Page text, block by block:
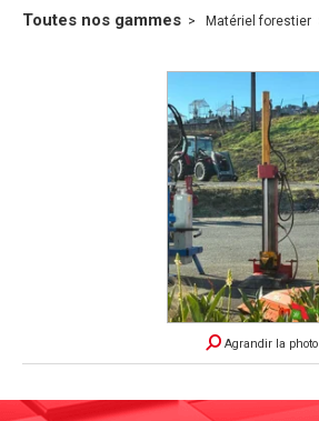
Toutes nos gammes Matériel forestier
Agrandir la photo